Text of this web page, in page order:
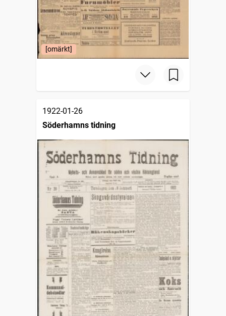
[omärkt]
1922-01-26
Söderhamns tidning